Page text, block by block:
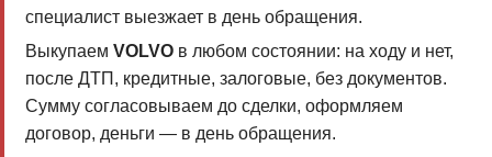
специалист выезжает в день обращения.
Выкупаем VOLVOв любом состоянии: на ходу и нет,
после ДТП, кредитные, залоговые, без документов.
Сумму согласовываем до сделки, оформляем
договор, деньги — в день обращения.